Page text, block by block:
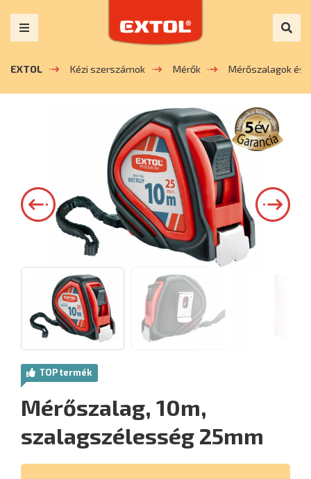
EXTOL Kézi szerszámok Mérők Mérőszalagok és
TOP termék
Mérőszalag, 10m,
szalagszélesség 25mm